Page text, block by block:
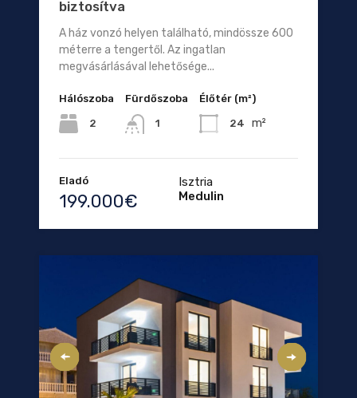
biztosítva
A ház vonzó helyen található, mindössze 600
méterre a tengertől. Az ingatlan
megvásárlásával lehetősége...
Hálószoba
2
Fürdőszoba
1
Élőtér (m²)
24 m²
Eladó
199.000€
Isztria
Medulin